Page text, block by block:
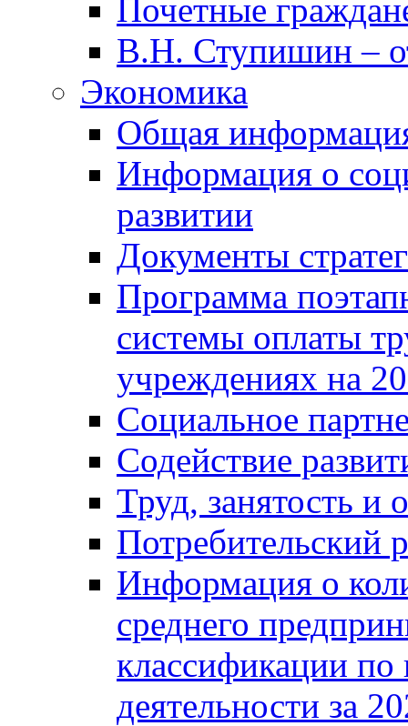
Почетные
В.Н. Ступишин –
Экономика
Общая
Информация о
развитии
Документы
Программа
системы оплаты
учреждениях на
Социальное
Содействие
Труд, занятость и
Потребительский
Информация о
среднего
классификации
деятельности за